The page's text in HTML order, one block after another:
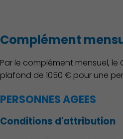
Complément
Par le complément mensuel, le
plafond de 1050 € pour une
PERSONNES AGEES
Conditions d'attribution